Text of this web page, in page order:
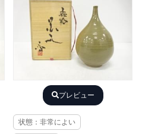
プレビュー
状態：非常によい